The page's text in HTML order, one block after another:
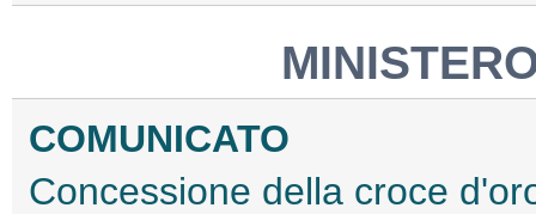
COMUNICATO
Concessione della croce